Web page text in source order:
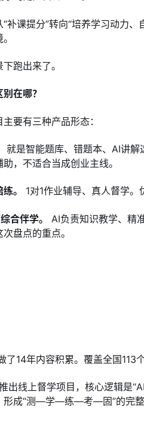
课提分”转向“培养学习动力、
跑出来了。
在哪？
要有三种产品形态：
就是智能题库、错题本、AI讲
，不适合当成创业主线。
。 1对1作业辅导、真人督学
合伴学。
AI负责知识教学、精
盘点的重点。
了14年内容积累。覆盖全国
出线上督学项目，核心逻辑是
形成“测—学—练—考—固”的完整